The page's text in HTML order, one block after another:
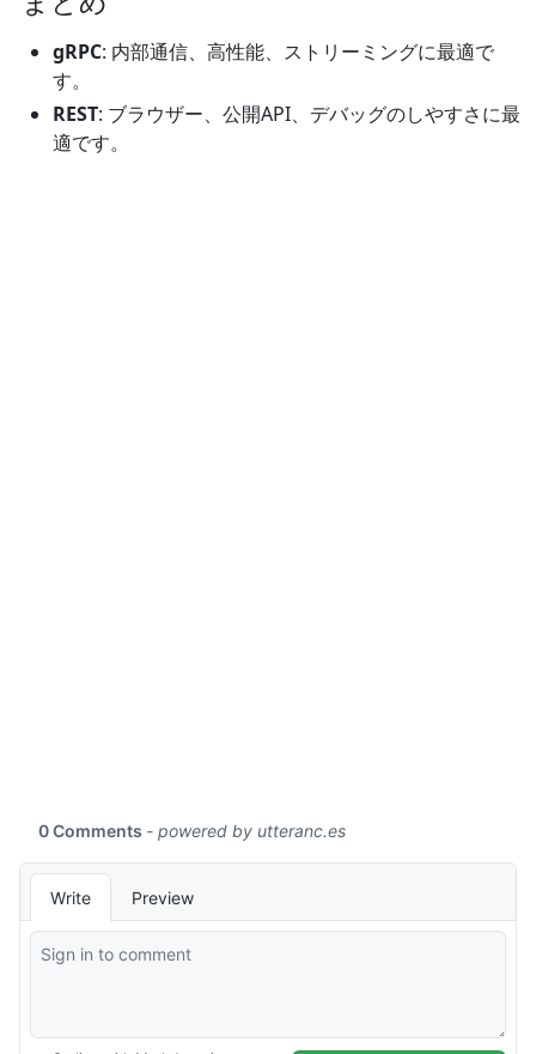
gRPC: 内部通信、高性能、ストリーミングに最適で
す。
REST: ブラウザー、公開API、デバッグのしやすさに最
適です。